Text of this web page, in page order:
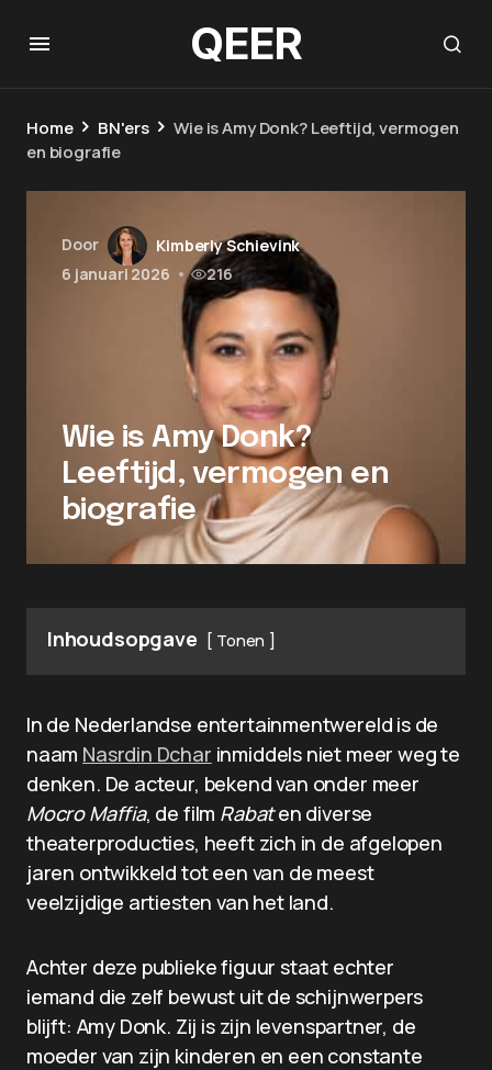
QEER
Home BN'ers
Wie is Amy Donk? Leeftijd, vermogen
en biografie
Door
Kimberly Schievink
6 januari 2026 • 216
Wie is Amy Donk?
Leeftijd, vermogen en
biografie
Inhoudsopgave Tonen
In de Nederlandse entertainmentwereld is de
naam Nasrdin Dchar inmiddels niet meer weg te
denken. De acteur, bekend van onder meer
Mocro Maffia, de film Rabaten diverse
theaterproducties, heeft zich in de afgelopen
jaren ontwikkeld tot een van de meest
veelzijdige artiesten van het land.
Achter deze publieke figuur staat echter
iemand die zelf bewust uit de schijnwerpers
blijft: Amy Donk. Zij is zijn levenspartner, de
moeder van zijn kinderen en een constante